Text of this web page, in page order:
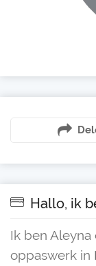
Hallo, ik
Ik ben Aleyna
oppaswerk in